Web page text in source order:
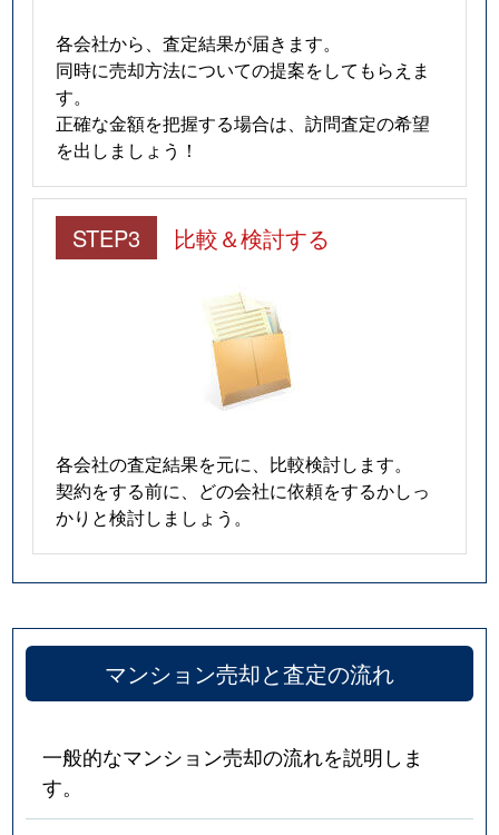
各会社から、査定結果が届きます。
同時に売却方法についての提案をしてもらえま
す。
正確な金額を把握する場合は、訪問査定の希望
を出しましょう！
STEP3 比較＆検討する
各会社の査定結果を元に、比較検討します。
契約をする前に、どの会社に依頼をするかしっ
かりと検討しましょう。
マンション売却と査定の流れ
一般的なマンション売却の流れを説明しま
す。